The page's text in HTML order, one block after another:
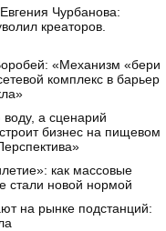
Чурбанова:
креаторов.
«Механизм «бери
комплекс в барьер
а сценарий
бизнес на пищевом
как массовые
стали новой нормой
на рынке подстанций: